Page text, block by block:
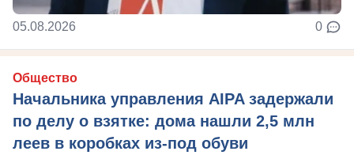
05.08.2026 0
Общество
Начальника управления AIPA задержали
по делу о взятке: дома нашли 2,5 млн
леев в коробках из-под обуви